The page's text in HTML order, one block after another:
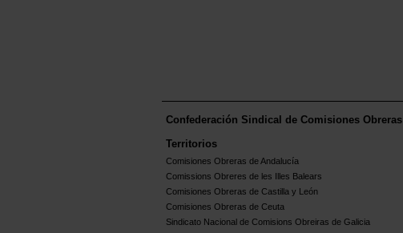
Confederación Sindical de Comisiones Obreras
Territorios
Comisiones Obreras de Andalucía
Comissions Obreres de les Illes Balears
Comisiones Obreras de Castilla y León
Comisiones Obreras de Ceuta
Sindicato Nacional de Comisions Obreiras de Galicia